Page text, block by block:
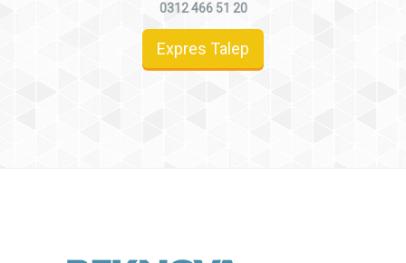
0312 466 51 20
Expres Talep